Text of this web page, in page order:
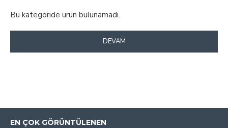
Bu kategoride ürün bulunamadı.
DEVAM
EN ÇOK GÖRÜNTÜLENEN